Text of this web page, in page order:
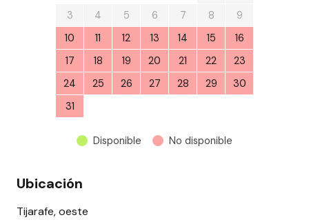
3
4 5 6 7 8
9
10
11 12 13 14 15
16
17
18 19 20 21 22
23
24
25 26 27 28 29
30
31
Disponible No disponible
Ubicación
Tijarafe, oeste